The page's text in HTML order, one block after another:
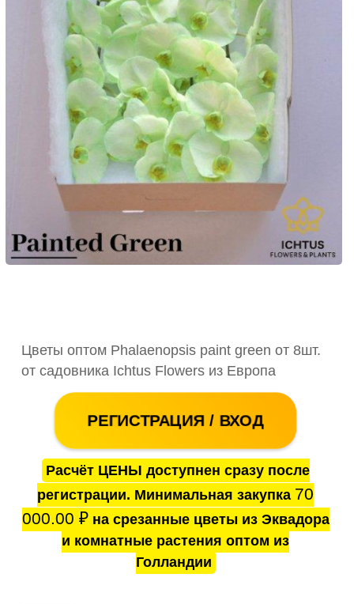
Цветы оптом Phalaenopsis paint green от 8шт.
от садовника Ichtus Flowers из Европа
РЕГИСТРАЦИЯ / ВХОД
Расчёт ЦЕНЫ доступнен сразу после
регистрации. Минимальная закупка 70
000.00 ₽на срезанные цветы из Эквадора
и комнатные растения оптом из
Голландии